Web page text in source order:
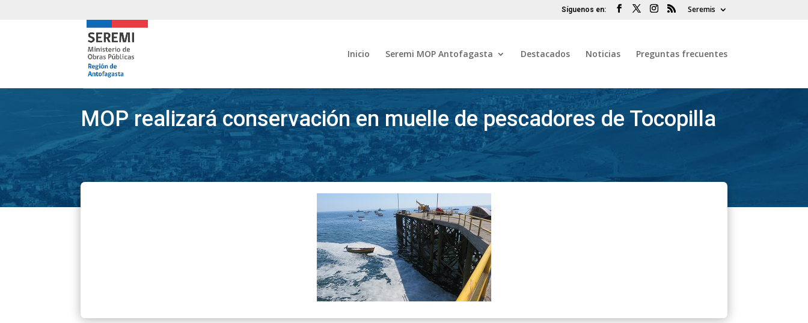
Seremis
Inicio Seremi MOP Antofagasta Destacados Noticias Preguntas frecuentes
MOP realizará conservación en muelle de pescadores de Tocopilla